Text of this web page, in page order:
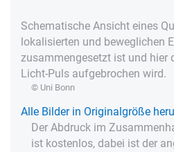
Schematische Ansicht eines
lokalisierten und beweglichen
zusammengesetzt ist und hier
Licht-Puls aufgebrochen wird.
© Uni Bonn
Alle Bilder in Originalgröße
Der Abdruck im
ist kostenlos, dabei ist der